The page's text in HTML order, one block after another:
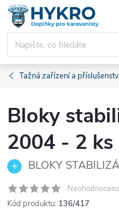
Přejít
obsah
Tažná zařízení a
Bloky
2004 - 2 ks
BLOKY
Neohodnoceno
Kód produktu: 136/417